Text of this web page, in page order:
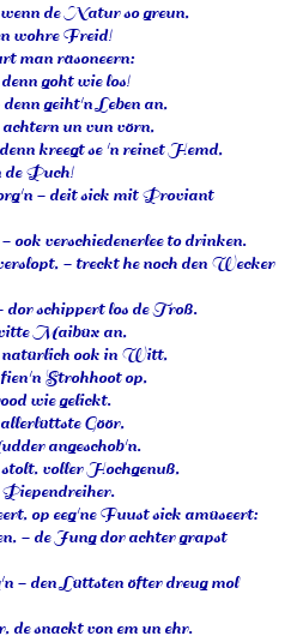
de Natur so greun,
wohre Freid!
man räsoneern:
goht wie los!
geiht'n Leben an,
un vun vörn,
kreegt se 'n reinet Hemd,
de Puch!
- deit sick mit Proviant
verschiedenerlee to drinken.
- treckt he noch den Wecker
schippert los de Troß.
Maibüx an,
ook in Witt,
Strohhoot op,
wie gelickt.
Göör,
angeschob'n.
voller Hochgenuß,
op eeg'ne Fuust sick amüseert:
- de Jung dor achter grapst
- den Lüttsten öfter dreug mol
de snackt von em un ehr.